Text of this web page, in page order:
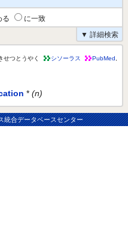
る
に一致
▼ 詳細検索
せつとうやく シソーラス PubMed
* (n)
統合データベースセンター